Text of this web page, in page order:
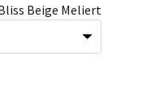
Beige Meliert